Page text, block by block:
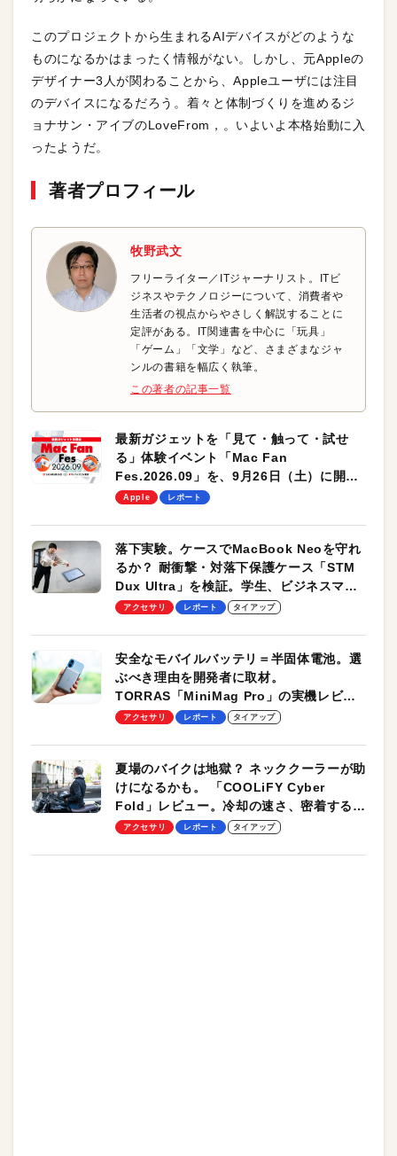
このプロジェクトから生まれるAIデバイスがどのような
ものになるかはまったく情報がない。しかし、元Appleの
デザイナー3人が関わることから、Appleユーザには注目
のデバイスになるだろう。着々と体制づくりを進めるジ
ョナサン・アイブのLoveFrom，。いよいよ本格始動に入
ったようだ。
著者プロフィール
牧野武文
フリーライター／ITジャーナリスト。ITビ
ジネスやテクノロジーについて、消費者や
生活者の視点からやさしく解説することに
定評がある。IT関連書を中心に「玩具」
「ゲーム」「文学」など、さまざまなジャ
ンルの書籍を幅広く執筆。
この著者の記事一覧
最新ガジェットを「見て・触って・試せ
る」体験イベント「Mac Fan
Fes.2026.09」を、9月26日（土）に開催
します！
Apple レポート
落下実験。ケースでMacBook Neoを守れ
るか？ 耐衝撃・対落下保護ケース「STM
Dux Ultra」を検証。学生、ビジネスマン
のモバイルユースに最適！
アクセサリ レポート タイアップ
安全なモバイルバッテリ＝半固体電池。選
ぶべき理由を開発者に取材。
TORRAS「MiniMag Pro」の実機レビュ
ーも
アクセサリ レポート タイアップ
夏場のバイクは地獄？ ネッククーラーが助
けになるかも。 「COOLiFY Cyber
Fold」レビュー。冷却の速さ、密着する冷
却プレート、シンプルな操作性がグッド！
アクセサリ レポート タイアップ